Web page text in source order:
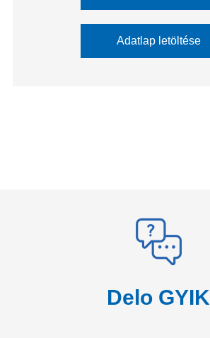
Adatlap letöltése
Delo GYIK